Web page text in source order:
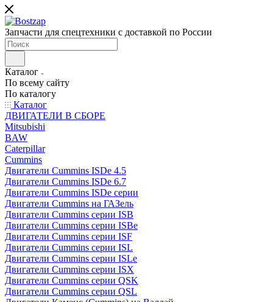
Запчасти для спецтехники с доставкой по России
Каталог
По всему сайту
По каталогу
Каталог
ДВИГАТЕЛИ В СБОРЕ
Mitsubishi
BAW
Caterpillar
Cummins
Двигатели Cummins ISDe 4.5
Двигатели Cummins ISDe 6.7
Двигатели Cummins ISDe серии
Двигатели Cummins на ГАЗель
Двигатели Cummins серии ISB
Двигатели Cummins серии ISBe
Двигатели Cummins серии ISF
Двигатели Cummins серии ISL
Двигатели Cummins серии ISLe
Двигатели Cummins серии ISX
Двигатели Cummins серии QSK
Двигатели Cummins серии QSL